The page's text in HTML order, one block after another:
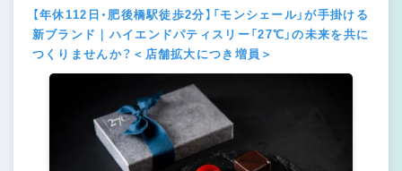
【年休112日・肥後橋駅徒歩2分】「モンシェール」が手掛ける
新ブランド｜ハイエンドパティスリー「27℃」の未来を共に
つくりませんか？＜店舗拡大につき増員＞